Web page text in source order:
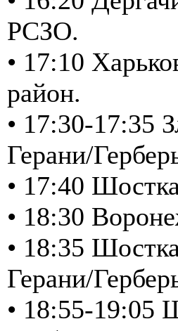
РСЗО.
• 17:10
район.
• 17:30-17:35
Герани/
• 17:40
• 18:30
• 18:35
Герани/
• 18:55-19:05